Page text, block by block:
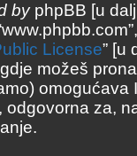
byphpBB [u
License” [u
gdje možeš
odgovorna za,